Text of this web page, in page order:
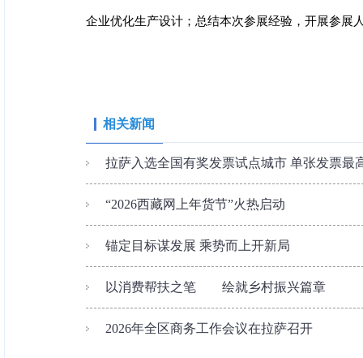
企业优化生产设计；总结本次参展经验，开展参展
相关新闻
拉萨入选全国有奖发票试点城市 单张发票最
“2026西藏网上年货节”火热启动
锚定目标谋发展 乘势而上开新局
以消费帮扶之笔 绘就乡村振兴篇章
2026年全区商务工作会议在拉萨召开